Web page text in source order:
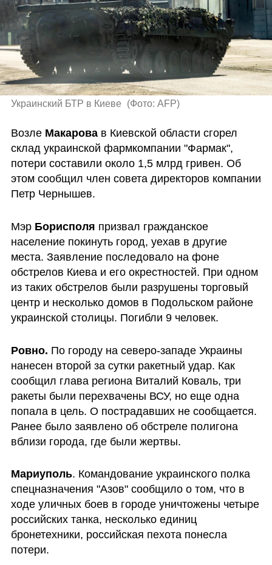
Украинский БТР в Киеве (Фото: AFP)
Возле Макарова в Киевской области сгорел
склад украинской фармкомпании "Фармак",
потери составили около 1,5 млрд гривен. Об
этом сообщил член совета директоров компании
Петр Чернышев.
Мэр Борисполя призвал гражданское
население покинуть город, уехав в другие
места. Заявление последовало на фоне
обстрелов Киева и его окрестностей. При одном
из таких обстрелов были разрушены торговый
центр и несколько домов в Подольском районе
украинской столицы. Погибли 9 человек.
Ровно. По городу на северо-западе Украины
нанесен второй за сутки ракетный удар. Как
сообщил глава региона Виталий Коваль, три
ракеты были перехвачены ВСУ, но еще одна
попала в цель. О пострадавших не сообщается.
Ранее было заявлено об обстреле полигона
вблизи города, где были жертвы.
Мариуполь. Командование украинского полка
спецназначения "Азов" сообщило о том, что в
ходе уличных боев в городе уничтожены четыре
российских танка, несколько единиц
бронетехники, российская пехота понесла
потери.